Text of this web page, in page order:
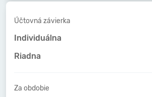
Účtovná závierka
Individuálna
Riadna
Za obdobie